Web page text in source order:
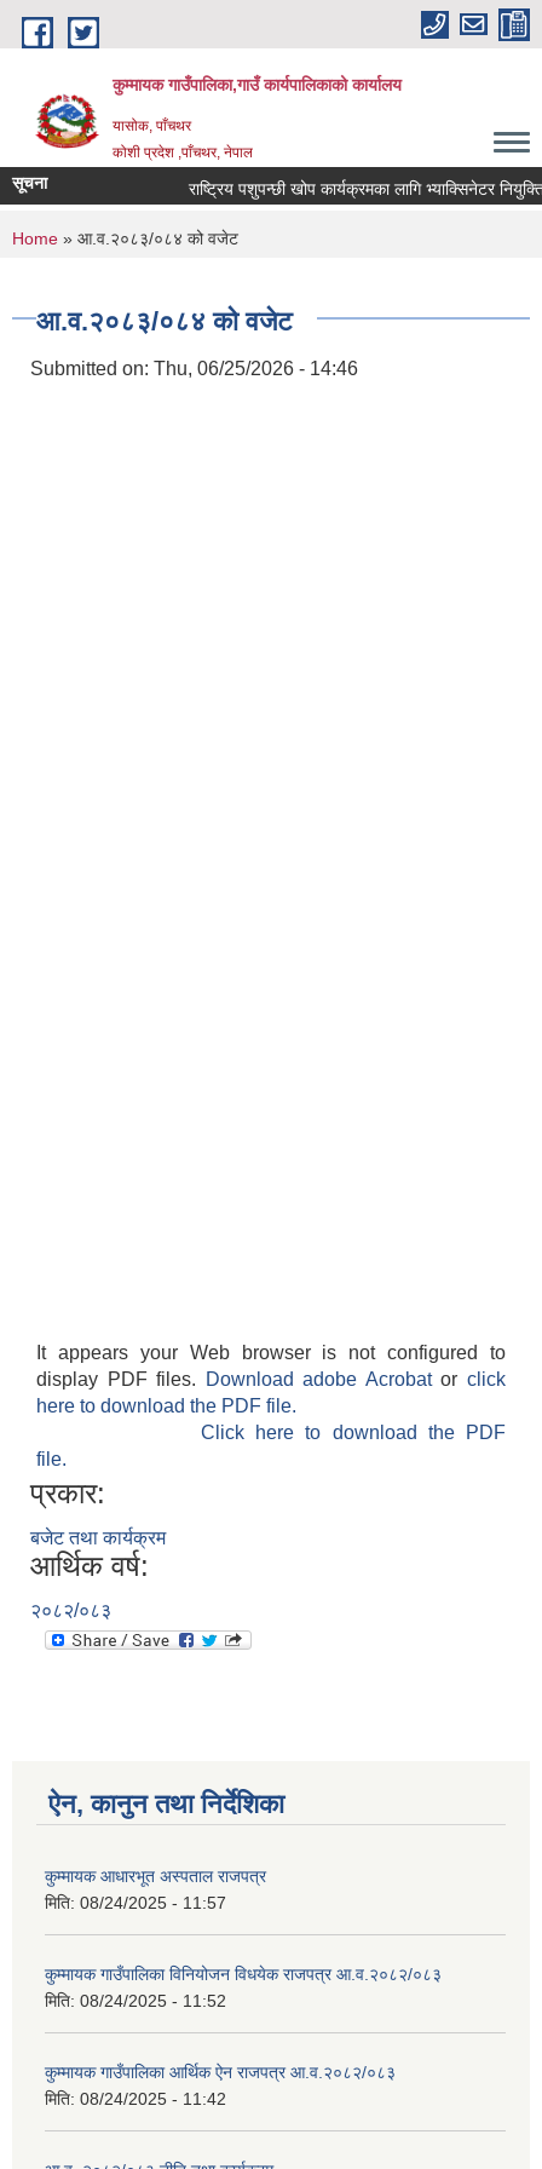
Skip to main content
कुम्मायक गाउँपालिका,गाउँ कार्यपालिकाको कार्यालय
यासोक, पाँचथर
कोशी प्रदेश ,पाँचथर, नेपाल
सूचना राष्ट्रिय पशुपन्छी खोप कार्यक्रमका लागि भ्याक्सिनेटर
You are here
Home » आ.व.२०८३/०८४ को वजेट
आ.व.२०८३/०८४ को वजेट
Submitted on: Thu, 06/25/2026 - 14:46
It appears your Web browser is not configured to
display PDF files.
Download adobe Acrobatorclick
here to download the PDF file.
Click here to download the PDF
file.
प्रकार:
बजेट तथा कार्यक्रम
आर्थिक वर्ष:
२०८२/०८३
ऐन, कानुन तथा निर्देशिका
कुम्मायक आधारभूत अस्पताल राजपत्र
मिति: 08/24/2025 - 11:57
कुम्मायक गाउँपालिका विनियोजन विधयेक राजपत्र आ.व.२०८२/०८३
मिति: 08/24/2025 - 11:52
कुम्मायक गाउँपालिका आर्थिक ऐन राजपत्र आ.व.२०८२/०८३
मिति: 08/24/2025 - 11:42